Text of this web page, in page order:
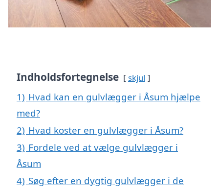
Indholdsfortegnelse skjul
1) Hvad kan en gulvlægger i Åsum hjælpe
med?
2) Hvad koster en gulvlægger i Åsum?
3) Fordele ved at vælge gulvlægger i
Åsum
4) Søg efter en dygtig gulvlægger i de